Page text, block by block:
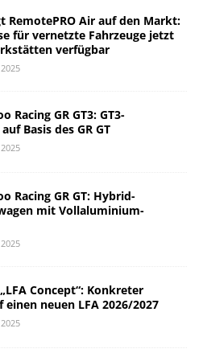
RemotePRO Air auf den Markt:
für vernetzte Fahrzeuge jetzt
verfügbar
Racing GR GT3: GT3-
Basis des GR GT
Racing GR GT: Hybrid-
mit Vollaluminium-
Concept“: Konkreter
einen neuen LFA 2026/2027